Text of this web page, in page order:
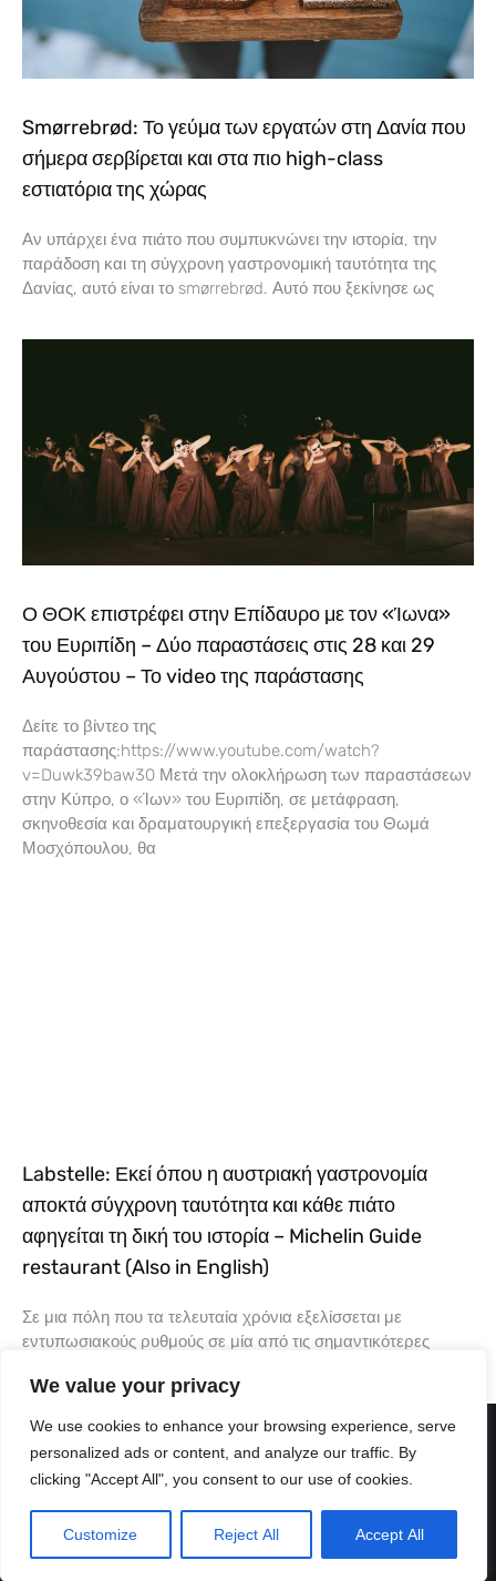
We value your privacy
We use cookies to enhance your browsing experience, serve
personalized ads or content, and analyze our traffic. By
clicking "Accept All", you consent to our use of cookies.
Customize Reject All Accept All
Smørrebrød: Το γεύμα των εργατών στη Δανία που
σήμερα σερβίρεται και στα πιο high-class
εστιατόρια της χώρας
Αν υπάρχει ένα πιάτο που συμπυκνώνει την ιστορία, την
παράδοση και τη σύγχρονη γαστρονομική ταυτότητα της
Δανίας, αυτό είναι το smørrebrød. Αυτό που ξεκίνησε ως
Ο ΘΟΚ επιστρέφει στην Επίδαυρο με τον «Ίωνα»
του Ευριπίδη – Δύο παραστάσεις στις 28 και 29
Αυγούστου – Το video της παράστασης
Δείτε το βίντεο της
παράστασης:https://www.youtube.com/watch?
v=Duwk39baw30 Μετά την ολοκλήρωση των παραστάσεων
στην Κύπρο, ο «Ίων» του Ευριπίδη, σε μετάφραση,
σκηνοθεσία και δραματουργική επεξεργασία του Θωμά
Μοσχόπουλου, θα
Labstelle: Εκεί όπου η αυστριακή γαστρονομία
αποκτά σύγχρονη ταυτότητα και κάθε πιάτο
αφηγείται τη δική του ιστορία – Michelin Guide
restaurant (Also in English)
Σε μια πόλη που τα τελευταία χρόνια εξελίσσεται με
εντυπωσιακούς ρυθμούς σε μία από τις σημαντικότερες
εστιατόρια που δεν ακολουθούν